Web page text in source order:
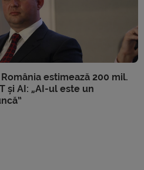
estimează 200 mil.
și AI: „AI-ul este un